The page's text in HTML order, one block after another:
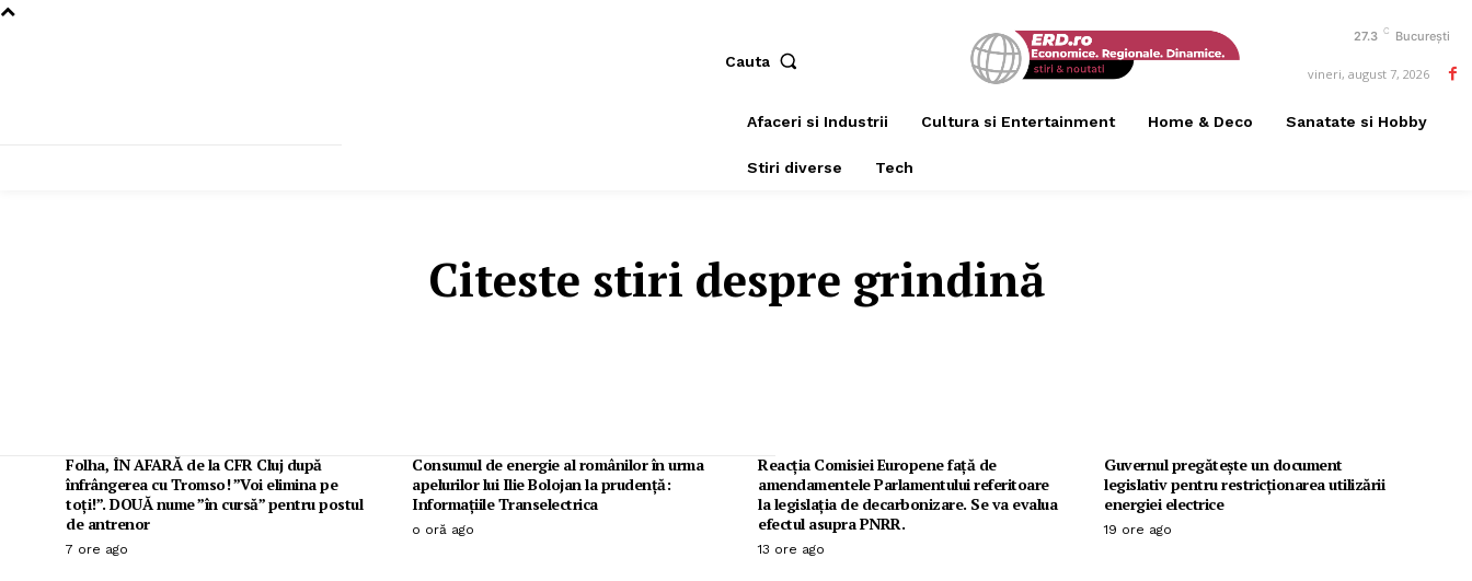
Cauta
27.3 C București
vineri, august 7, 2026
Afaceri si Industrii Cultura si Entertainment Home & Deco Sanatate si Hobby
Stiri diverse Tech
Citeste stiri despre grindină
Folha, ÎN AFARĂ de la CFR Cluj după
înfrângerea cu Tromso! ”Voi elimina pe
toți!”. DOUĂ nume ”în cursă” pentru postul
de antrenor
7 ore ago
Consumul de energie al românilor în urma
apelurilor lui Ilie Bolojan la prudență:
Informațiile Transelectrica
o oră ago
Reacția Comisiei Europene față de
amendamentele Parlamentului referitoare
la legislația de decarbonizare. Se va evalua
efectul asupra PNRR.
13 ore ago
Guvernul pregătește un document
legislativ pentru restricționarea utilizării
energiei electrice
19 ore ago